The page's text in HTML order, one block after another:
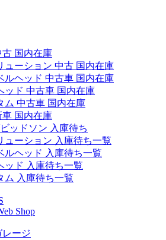
国内在庫
ューション 中古 国内在庫
ルヘッド 中古車 国内在庫
ッド 中古車 国内在庫
ム 中古車 国内在庫
国内在庫
ッドソン 入庫待ち
ューション 入庫待ち一覧
ルヘッド 入庫待ち一覧
ッド 入庫待ち一覧
ム 入庫待ち一覧
Shop
レージ